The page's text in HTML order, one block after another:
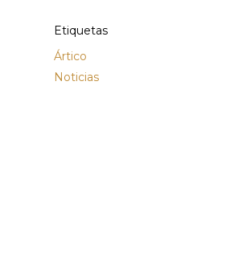
Etiquetas
Ártico
Noticias